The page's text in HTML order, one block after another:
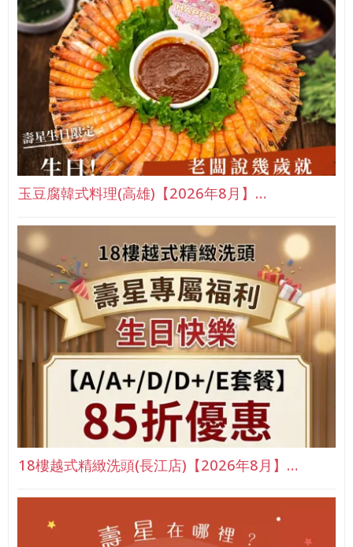
玉豆腐韓式料理(高雄)【2026年8月】…
18樓越式精緻洗頭(長江店)【2026年8月】…